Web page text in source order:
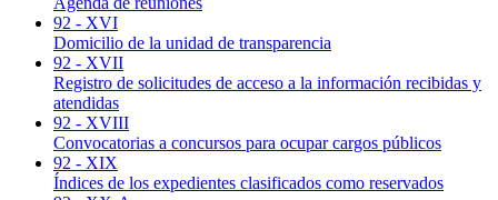
92 - XVI
Domicilio de la unidad de transparencia
92 - XVII
Registro de solicitudes de acceso a la información recibidas y
atendidas
92 - XVIII
Convocatorias a concursos para ocupar cargos públicos
92 - XIX
Índices de los expedientes clasificados como reservados